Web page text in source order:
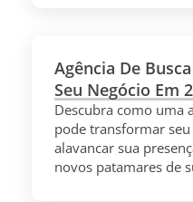
Agência De
Seu Negócio Em
Descubra como uma
pode transformar
alavancar sua
novos patamares de